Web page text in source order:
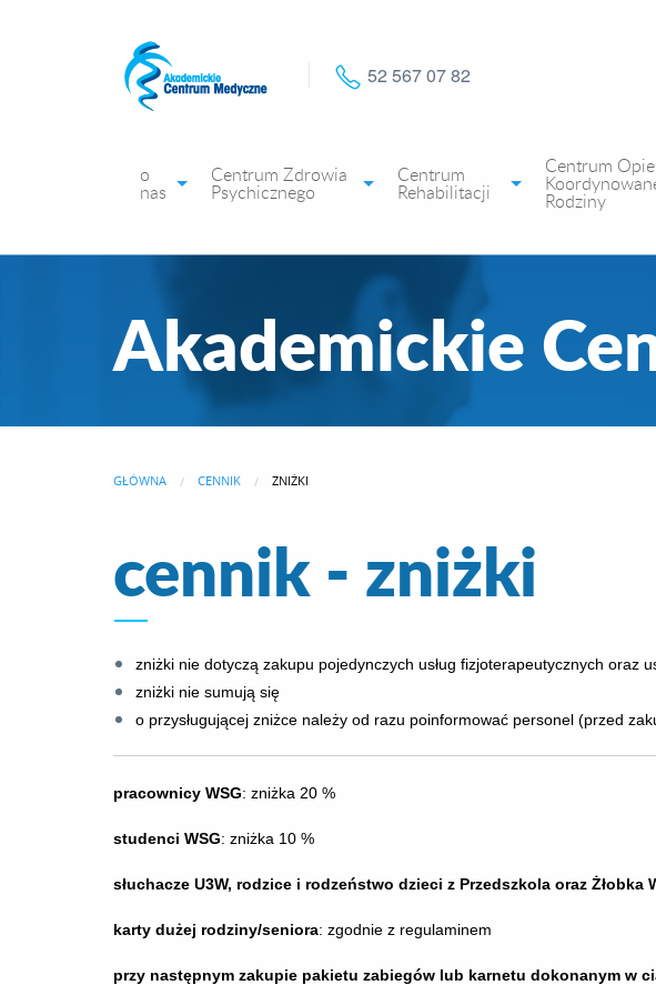
52 567 07 82
o
nas
Centrum Zdrowia
Psychicznego
Centrum
Rehabilitacji
Centrum
Rodziny
Akademickie
GŁÓWNA CENNIK CURRENT:
ZNIŻKI
cennik - zniżki
zniżki nie dotyczą zakupu pojedynczych usług fizjoterapeutycznych oraz
zniżki nie sumują się
o przysługującej zniżce należy od razu poinformować personel (przed
pracownicy WSG: zniżka 20 %
studenci WSG: zniżka 10 %
słuchacze U3W, rodzice i rodzeństwo dzieci z Przedszkola oraz Żłobka
karty dużej rodziny/seniora: zgodnie z regulaminem
przy następnym zakupie pakietu zabiegów lub karnetu dokonanym w